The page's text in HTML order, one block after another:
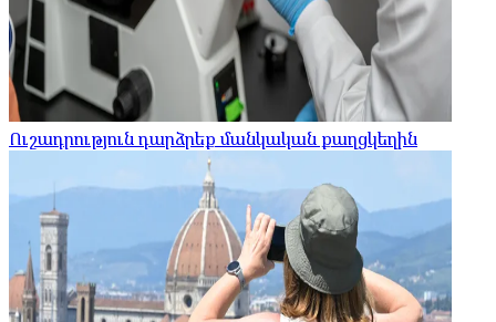
Ուշադրություն դարձրեք մանկական քաղցկեղին